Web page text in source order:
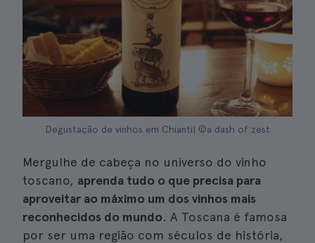
Degustação de vinhos em Chianti| ©a dash of zest
Mergulhe de cabeça no universo do vinho
toscano, aprenda tudo o que precisa para
aproveitar ao máximo um dos vinhos mais
reconhecidos do mundo. A Toscana é famosa
por ser uma região com séculos de história,